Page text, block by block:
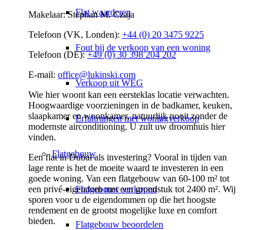
Flat waarderen
Fout bij de verkoop van een woning
Verkoop uit WEG
Erfahrungen met woningverkoop
Flatgebouw
Flatgebouw verkopen
Flatgebouw beoordelen
Makelaar: Stephan M. Czaja
Telefoon (VK, Londen): +44 (0) 20 3475 9225
Telefoon (DE):+49 (0) 30 398 204 202
E-mail: office@lukinski.com
Wie hier woont kan een eersteklas locatie verwachten.
Hoogwaardige voorzieningen in de badkamer, keuken,
slaapkamer en woonkamer, natuurlijk nooit zonder de
modernste airconditioning. U zult uw droomhuis hier
vinden.
Een flat in Dubai als investering? Vooral in tijden van
lage rente is het de moeite waard te investeren in een
goede woning. Van een flatgebouw van 60-100 m² tot
een privé-eigendom met een grondstuk tot 2400 m². Wij
sporen voor u de eigendommen op die het hoogste
rendement en de grootst mogelijke luxe en comfort
bieden.